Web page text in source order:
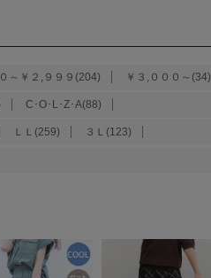
～￥２,９９９(204) ￥３,０００～(34)
C･O･L･Z･A(88)
ＬＬ(259) ３Ｌ(123)